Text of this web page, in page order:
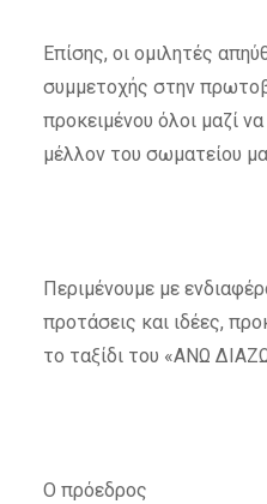
Επίσης, οι ομιλητές
συμμετοχής στην
προκειμένου όλοι μαζί
μέλλον του σωματείου
Περιμένουμε με
προτάσεις και ιδέες,
το ταξίδι του «ΑΝΩ
Ο πρόεδρος